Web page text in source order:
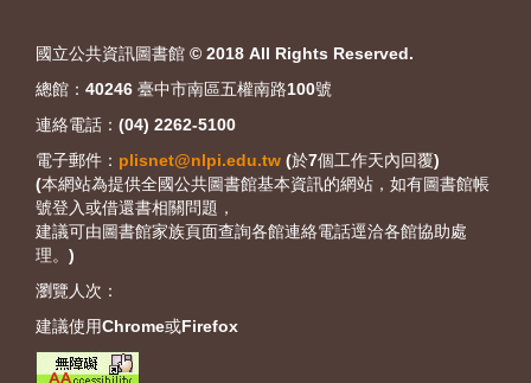
國立公共資訊圖書館 © 2018 All Rights Reserved.
總館：40246 臺中市南區五權南路100號
連絡電話：(04) 2262-5100
電子郵件： plisnet@nlpi.edu.tw (於7個工作天內回覆)
(本網站為提供全國公共圖書館基本資訊的網站，如有圖書館帳
號登入或借還書相關問題，
建議可由圖書館家族頁面查詢各館連絡電話逕洽各館協助處
理。)
瀏覽人次：
建議使用Chrome或Firefox